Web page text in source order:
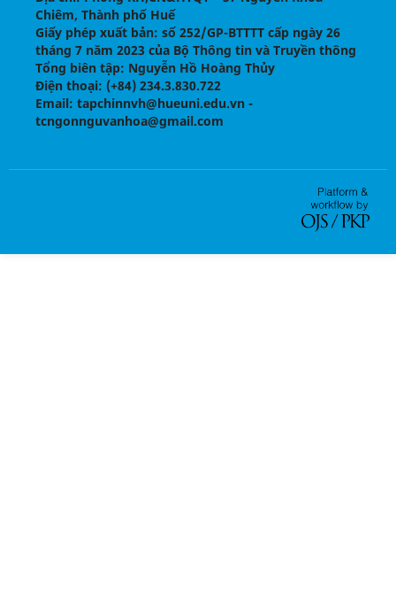
Chiêm, Thành phố Huế
Giấy phép xuất bản: số 252/GP-BTTTT cấp ngày 26
tháng 7 năm 2023 của Bộ Thông tin và Truyền thông
Tổng biên tập: Nguyễn Hồ Hoàng Thủy
Điện thoại: (+84) 234.3.830.722
Email: tapchinnvh@hueuni.edu.vn -
tcngonnguvanhoa@gmail.com